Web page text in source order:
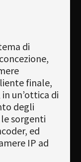
di
finale,
un’ottica di
degli
sorgenti
ed
IP ad